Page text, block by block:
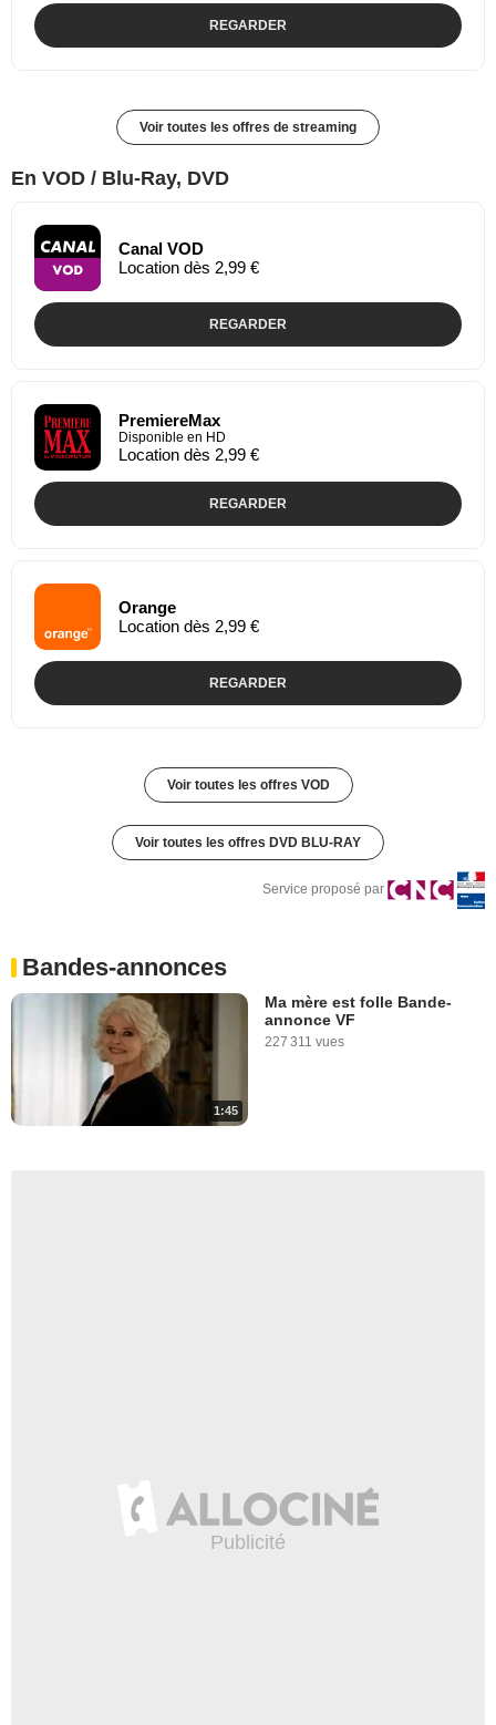
REGARDER
Voir toutes les offres de streaming
En VOD / Blu-Ray, DVD
Canal VOD
Location dès 2,99 €
REGARDER
PremiereMax
Disponible en HD
Location dès 2,99 €
REGARDER
Orange
Location dès 2,99 €
REGARDER
Voir toutes les offres VOD
Voir toutes les offres DVD BLU-RAY
Service proposé par
Bandes-annonces
1:45
Ma mère est folle Bande-
annonce VF
227 311 vues